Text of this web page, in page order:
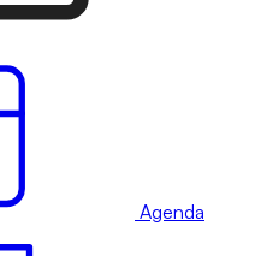
Agenda